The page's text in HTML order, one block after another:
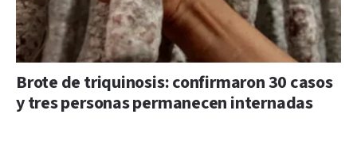
Brote de triquinosis: confirmaron 30 casos
y tres personas permanecen internadas